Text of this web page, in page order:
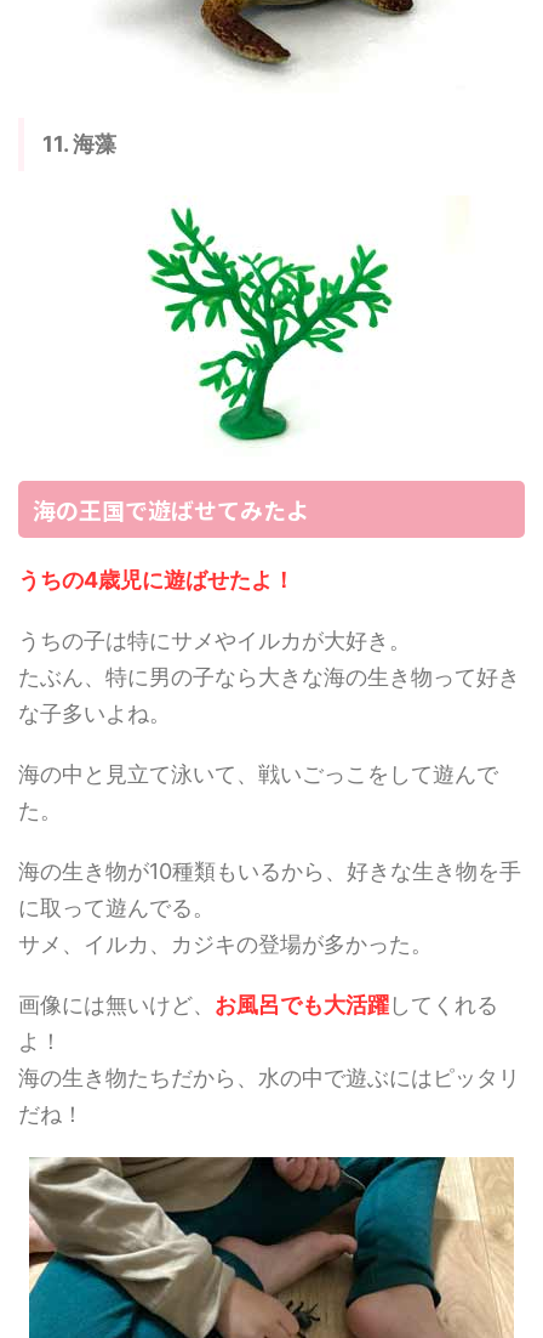
11. 海藻
海の王国で遊ばせてみたよ
うちの4歳児に遊ばせたよ！
うちの子は特にサメやイルカが大好き。
たぶん、特に男の子なら大きな海の生き物って好き
な子多いよね。
海の中と見立て泳いて、戦いごっこをして遊んで
た。
海の生き物が10種類もいるから、好きな生き物を手
に取って遊んでる。
サメ、イルカ、カジキの登場が多かった。
画像には無いけど、 お風呂でも大活躍してくれる
よ！
海の生き物たちだから、水の中で遊ぶにはピッタリ
だね！